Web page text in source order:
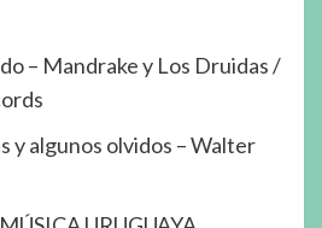
– Mandrake y Los Druidas /
y algunos olvidos – Walter